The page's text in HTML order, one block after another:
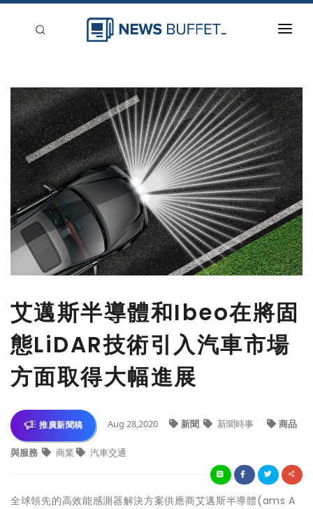
新聞稿分類
登入
刊登
艾邁斯半導體和Ibeo在將固
態LiDAR技術引入汽車市場
方面取得大幅進展
推廣新聞稿 Aug 28,2020 新聞 新聞時事 商品
與服務 商業 汽車交通
全球領先的高效能感測器解決方案供應商艾邁斯半導體(ams A